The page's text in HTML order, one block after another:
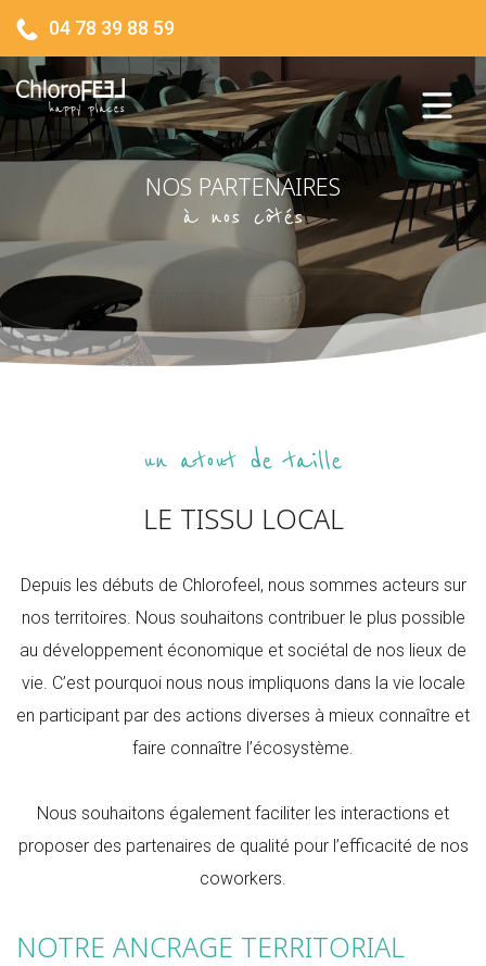
04 78 39 88 59
NOS PARTENAIRES
à nos côtés
un atout de taille
LE TISSU LOCAL
Depuis les débuts de Chlorofeel, nous sommes acteurs sur
nos territoires. Nous souhaitons contribuer le plus possible
au développement économique et sociétal de nos lieux de
vie. C’est pourquoi nous nous impliquons dans la vie locale
en participant par des actions diverses à mieux connaître et
faire connaître l’écosystème.
Nous souhaitons également faciliter les interactions et
proposer des partenaires de qualité pour l’efficacité de nos
coworkers.
NOTRE ANCRAGE TERRITORIAL